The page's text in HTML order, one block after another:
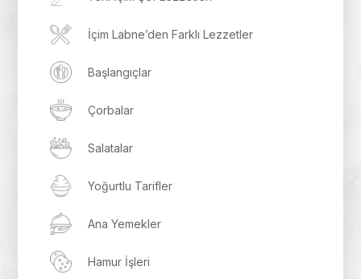
İçim Labne’den Farklı Lezzetler
Başlangıçlar
Çorbalar
Salatalar
Yoğurtlu Tarifler
Ana Yemekler
Hamur İşleri